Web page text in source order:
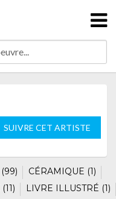
SUIVRE CET ARTISTE
CÉRAMIQUE (1)
LIVRE ILLUSTRÉ (1)